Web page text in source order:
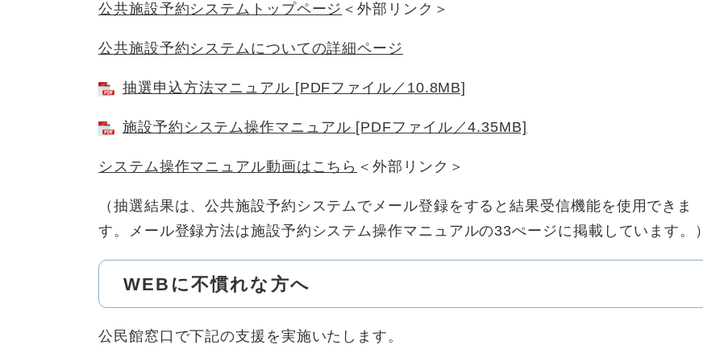
公共施設予約システムトップページ ＜外部リンク＞
公共施設予約システムについての詳細ページ
抽選申込方法マニュアル [PDFファイル／10.8MB]
施設予約システム操作マニュアル [PDFファイル／4.35MB]
システム操作マニュアル動画はこちら ＜外部リンク＞
（抽選結果は、公共施設予約システムでメール登録をすると結果受信機能を使用できま
す。メール登録方法は施設予約システム操作マニュアルの33ぺージに掲載しています。）
WEBに不慣れな方へ
公民館窓口で下記の支援を実施いたします。